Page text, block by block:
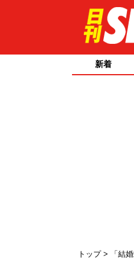
新着
トップ
「結